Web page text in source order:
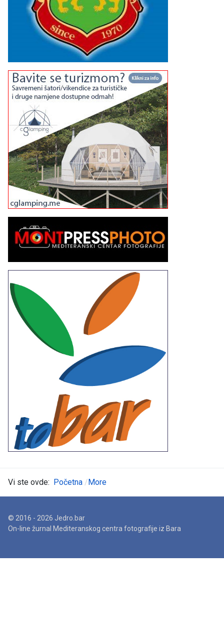
Vi ste ovde: Početna More
© 2016 - 2026 Jedro.bar
On-line žurnal Mediteranskog centra fotografije iz Bara